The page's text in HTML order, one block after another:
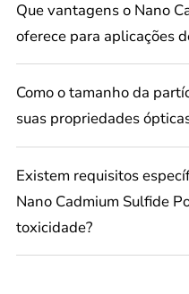
Que vantagens o Nano
oferece para aplicações
Como o tamanho da
suas propriedades
Existem requisitos
Nano Cadmium Sulfide
toxicidade?